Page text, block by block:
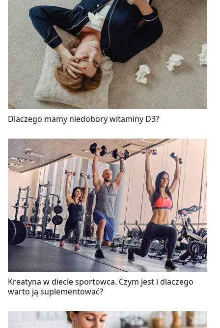
Dlaczego mamy niedobory witaminy D3?
Kreatyna w diecie sportowca. Czym jest i dlaczego
warto ją suplementować?